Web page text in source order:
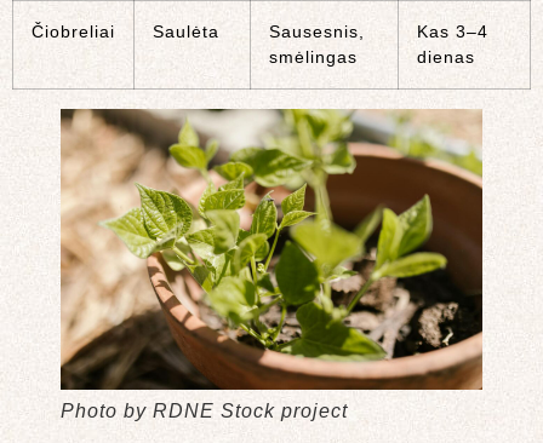
Čiobreliai Saulėta
Sausesnis,
smėlingas
Kas 3–4
dienas
Photo by RDNE Stock project